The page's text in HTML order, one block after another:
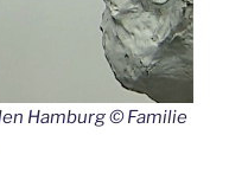
Hamburg © Familie